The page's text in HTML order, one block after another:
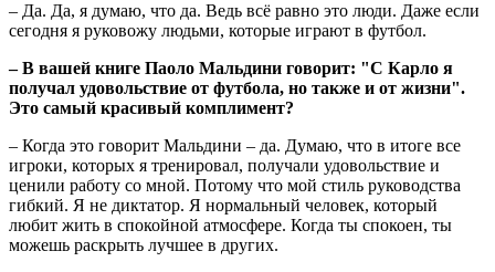
– Да. Да, я думаю, что да. Ведь всё равно это люди. Даже если
сегодня я руковожу людьми, которые играют в футбол.
– В вашей книге Паоло Мальдини говорит: "С Карло я
получал удовольствие от футбола, но также и от жизни".
Это самый красивый комплимент?
– Когда это говорит Мальдини – да. Думаю, что в итоге все
игроки, которых я тренировал, получали удовольствие и
ценили работу со мной. Потому что мой стиль руководства
гибкий. Я не диктатор. Я нормальный человек, который
любит жить в спокойной атмосфере. Когда ты спокоен, ты
можешь раскрыть лучшее в других.